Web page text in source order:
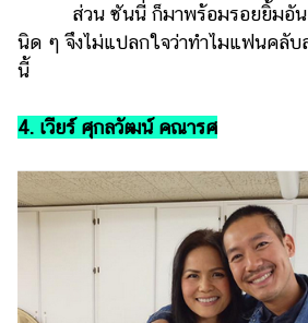
ส่วน ซันนี่ ก็มาพร้อมรอยยิ้มอันส
นิด ๆ จึงไม่แปลกใจว่าทำไมแฟนคลับ
นี้
4. เวียร์ ศุกลวัฒน์ คณารศ